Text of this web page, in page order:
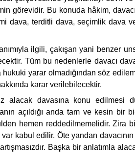
görevidir. Bu konuda hâkim,
dava, terditli dava, seçimlik dava
ilgili, çakışan yani benzer
Tüm bu nedenlerle davacı
yarar olmadığından söz
karar verilebilecektir.
alacak davasına konu edilmesi
açıldığı anda tam ve kesin
hemen reddedilmemelidir. Zira
kabul edilir. Öte yandan
Başka bir anlatımla